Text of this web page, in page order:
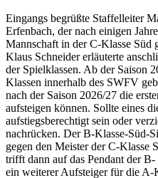
Eingangs begrüßte Staffelleiter
Erfenbach, der nach einigen
Mannschaft in der C-Klasse Süd
Klaus Schneider erläuterte
der Spielklassen. Ab der Saison
Klassen innerhalb des SWFV
nach der Saison 2026/27 die
aufsteigen können. Sollte eines
aufstiegsberechtigt sein oder
nachrücken. Der B-Klasse-Süd-
gegen den Meister der C-Klasse
trifft dann auf das Pendant der
ein weiterer Aufsteiger für die A-